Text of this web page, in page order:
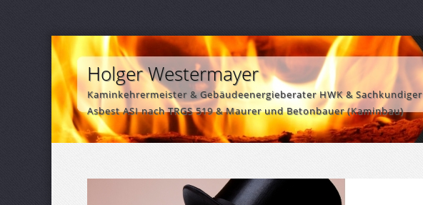
Holger Westermayer
Kaminkehrermeister & Gebäudeenergieberater HWK & Sachkundiger
Asbest ASI nach TRGS 519 & Maurer und Betonbauer (Kaminbau)